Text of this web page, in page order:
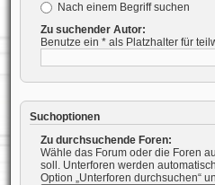
Nach einem Begriff suchen
Zu suchender Autor:
Benutze ein * als Platzhalter für
Suchoptionen
Zu durchsuchende Foren:
Wähle das Forum oder die Foren
soll. Unterforen werden
Option „Unterforen durchsuchen“